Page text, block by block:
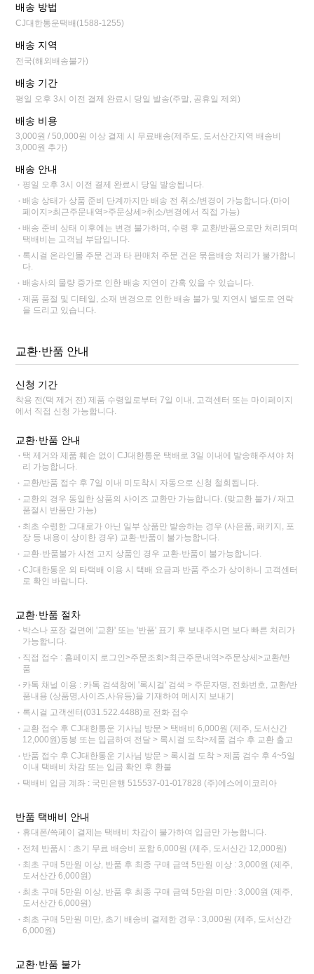
배송 방법
CJ대한통운택배(1588-1255)
배송 지역
전국(해외배송불가)
배송 기간
평일 오후 3시 이전 결제 완료시 당일 발송(주말, 공휴일 제외)
배송 비용
3,000원 / 50,000원 이상 결제 시 무료배송(제주도, 도서산간지역 배송비
3,000원 추가)
배송 안내
평일 오후 3시 이전 결제 완료시 당일 발송됩니다.
배송 상태가 상품 준비 단계까지만 배송 전 취소/변경이 가능합니다.(마이
페이지>최근주문내역>주문상세>취소/변경에서 직접 가능)
배송 준비 상태 이후에는 변경 불가하며, 수령 후 교환/반품으로만 처리되며
택배비는 고객님 부담입니다.
록시걸 온라인몰 주문 건과 타 판매처 주문 건은 묶음배송 처리가 불가합니
다.
배송사의 물량 증가로 인한 배송 지연이 간혹 있을 수 있습니다.
제품 품절 및 디테일, 소재 변경으로 인한 배송 불가 및 지연시 별도로 연락
을 드리고 있습니다.
교환·반품 안내
신청 기간
착용 전(택 제거 전) 제품 수령일로부터 7일 이내, 고객센터 또는 마이페이지
에서 직접 신청 가능합니다.
교환·반품 안내
택 제거와 제품 훼손 없이 CJ대한통운 택배로 3일 이내에 발송해주셔야 처
리 가능합니다.
교환/반품 접수 후 7일 이내 미도착시 자동으로 신청 철회됩니다.
교환의 경우 동일한 상품의 사이즈 교환만 가능합니다. (맞교환 불가 / 재고
품절시 반품만 가능)
최초 수령한 그대로가 아닌 일부 상품만 발송하는 경우 (사은품, 패키지, 포
장 등 내용이 상이한 경우) 교환·반품이 불가능합니다.
교환·반품불가 사전 고지 상품인 경우 교환·반품이 불가능합니다.
CJ대한통운 외 타택배 이용 시 택배 요금과 반품 주소가 상이하니 고객센터
로 확인 바랍니다.
교환·반품 절차
박스나 포장 겉면에 '교환' 또는 '반품' 표기 후 보내주시면 보다 빠른 처리가
가능합니다.
직접 접수 : 홈페이지 로그인>주문조회>최근주문내역>주문상세>교환/반
품
카톡 채널 이용 : 카톡 검색창에 '록시걸' 검색 > 주문자명, 전화번호, 교환/반
품내용 (상품명,사이즈,사유등)을 기재하여 메시지 보내기
록시걸 고객센터(031.522.4488)로 전화 접수
교환 접수 후 CJ대한통운 기사님 방문 > 택배비 6,000원 (제주, 도서산간
12,000원)동봉 또는 입금하여 전달 > 록시걸 도착>제품 검수 후 교환 출고
반품 접수 후 CJ대한통운 기사님 방문 > 록시걸 도착 > 제품 검수 후 4~5일
이내 택배비 차감 또는 입금 확인 후 환불
택배비 입금 계좌 : 국민은행 515537-01-017828 (주)에스에이코리아
반품 택배비 안내
휴대폰/쓱페이 결제는 택배비 차감이 불가하여 입금만 가능합니다.
전체 반품시 : 초기 무료 배송비 포함 6,000원 (제주, 도서산간 12,000원)
최초 구매 5만원 이상, 반품 후 최종 구매 금액 5만원 이상 : 3,000원 (제주,
도서산간 6,000원)
최초 구매 5만원 이상, 반품 후 최종 구매 금액 5만원 미만 : 3,000원 (제주,
도서산간 6,000원)
최초 구매 5만원 미만, 초기 배송비 결제한 경우 : 3,000원 (제주, 도서산간
6,000원)
교환·반품 불가